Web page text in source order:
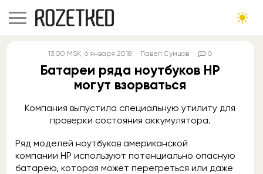
13:00 MSK, 6 января 2018 Павел Сумцов 0
Батареи ряда ноутбуков HP
могут взорваться
Компания выпустила специальную утилиту для
проверки состояния аккумулятора.
Ряд моделей ноутбуков американской
компании HP используют потенциально опасную
батарею, которая может перегреться или даже